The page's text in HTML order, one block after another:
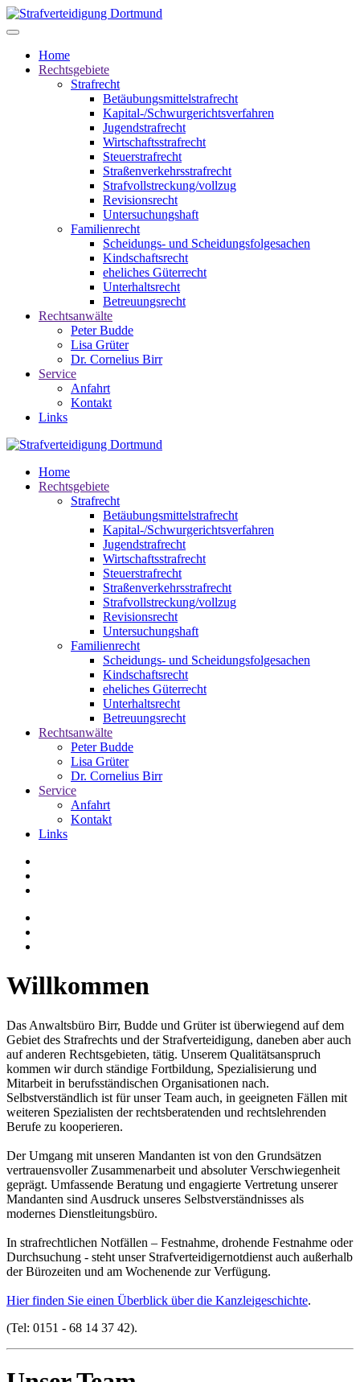
Home
Rechtsgebiete
Strafrecht
Betäubungsmittelstrafrecht
Kapital-/Schwurgerichtsverfahren
Jugendstrafrecht
Wirtschaftsstrafrecht
Steuerstrafrecht
Straßenverkehrsstrafrecht
Strafvollstreckung/vollzug
Revisionsrecht
Untersuchungshaft
Familienrecht
Scheidungs- und Scheidungsfolgesachen
Kindschaftsrecht
eheliches Güterrecht
Unterhaltsrecht
Betreuungsrecht
Rechtsanwälte
Peter Budde
Lisa Grüter
Dr. Cornelius Birr
Service
Anfahrt
Kontakt
Links
Home
Rechtsgebiete
Strafrecht
Betäubungsmittelstrafrecht
Kapital-/Schwurgerichtsverfahren
Jugendstrafrecht
Wirtschaftsstrafrecht
Steuerstrafrecht
Straßenverkehrsstrafrecht
Strafvollstreckung/vollzug
Revisionsrecht
Untersuchungshaft
Familienrecht
Scheidungs- und Scheidungsfolgesachen
Kindschaftsrecht
eheliches Güterrecht
Unterhaltsrecht
Betreuungsrecht
Rechtsanwälte
Peter Budde
Lisa Grüter
Dr. Cornelius Birr
Service
Anfahrt
Kontakt
Links
Willkommen
Das Anwaltsbüro Birr, Budde und Grüter ist überwiegend auf dem
Gebiet des Strafrechts und der Strafverteidigung, daneben aber auch
auf anderen Rechtsgebieten, tätig. Unserem Qualitätsanspruch
kommen wir durch ständige Fortbildung, Spezialisierung und
Mitarbeit in berufsständischen Organisationen nach.
Selbstverständlich ist für unser Team auch, in geeigneten Fällen mit
weiteren Spezialisten der rechtsberatenden und rechtslehrenden
Berufe zu kooperieren.
Der Umgang mit unseren Mandanten ist von den Grundsätzen
vertrauensvoller Zusammenarbeit und absoluter Verschwiegenheit
geprägt. Umfassende Beratung und engagierte Vertretung unserer
Mandanten sind Ausdruck unseres Selbstverständnisses als
modernes Dienstleitungsbüro.
In strafrechtlichen Notfällen – Festnahme, drohende Festnahme oder
Durchsuchung - steht unser Strafverteidigernotdienst auch außerhalb
der Bürozeiten und am Wochenende zur Verfügung.
Hier finden Sie einen Überblick über die Kanzleigeschichte.
(Tel: 0151 - 68 14 37 42).